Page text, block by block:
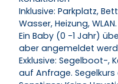
Inklusive: Parkplatz,
Wasser, Heizung, WLAN.
Ein Baby (0 -1 Jahr)
aber angemeldet
Exklusive: Segelboot-,
auf Anfrage.